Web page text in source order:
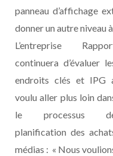
panneau d’affichage
donner un autre niveau
L’entreprise
continuera d’évaluer
endroits clés et IPG
voulu aller plus loin
le processus
planification des
médias : « Nous